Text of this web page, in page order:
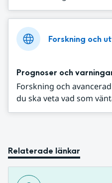
Forskning och
Prognoser och
Forskning och
du ska veta vad som
Relaterade länkar